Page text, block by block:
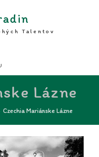
Talentov
Lázne
Czechia Mariánske Lázne